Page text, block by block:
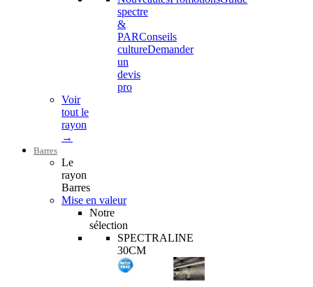
spectre
&
PARConseils
cultureDemander
un
devis
pro
Voir
tout le
rayon
→
Barres
Le
rayon
Barres
Mise en valeur
Notre
sélection
SPECTRALINE
30CM